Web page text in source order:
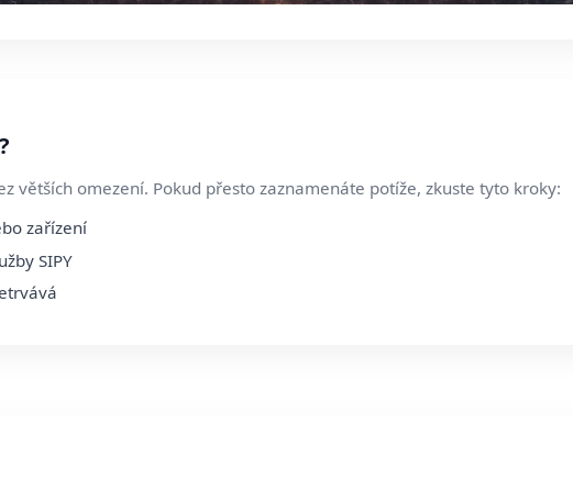
větších omezení. Pokud přesto zaznamenáte potíže, zkuste tyto kroky:
zařízení
SIPY